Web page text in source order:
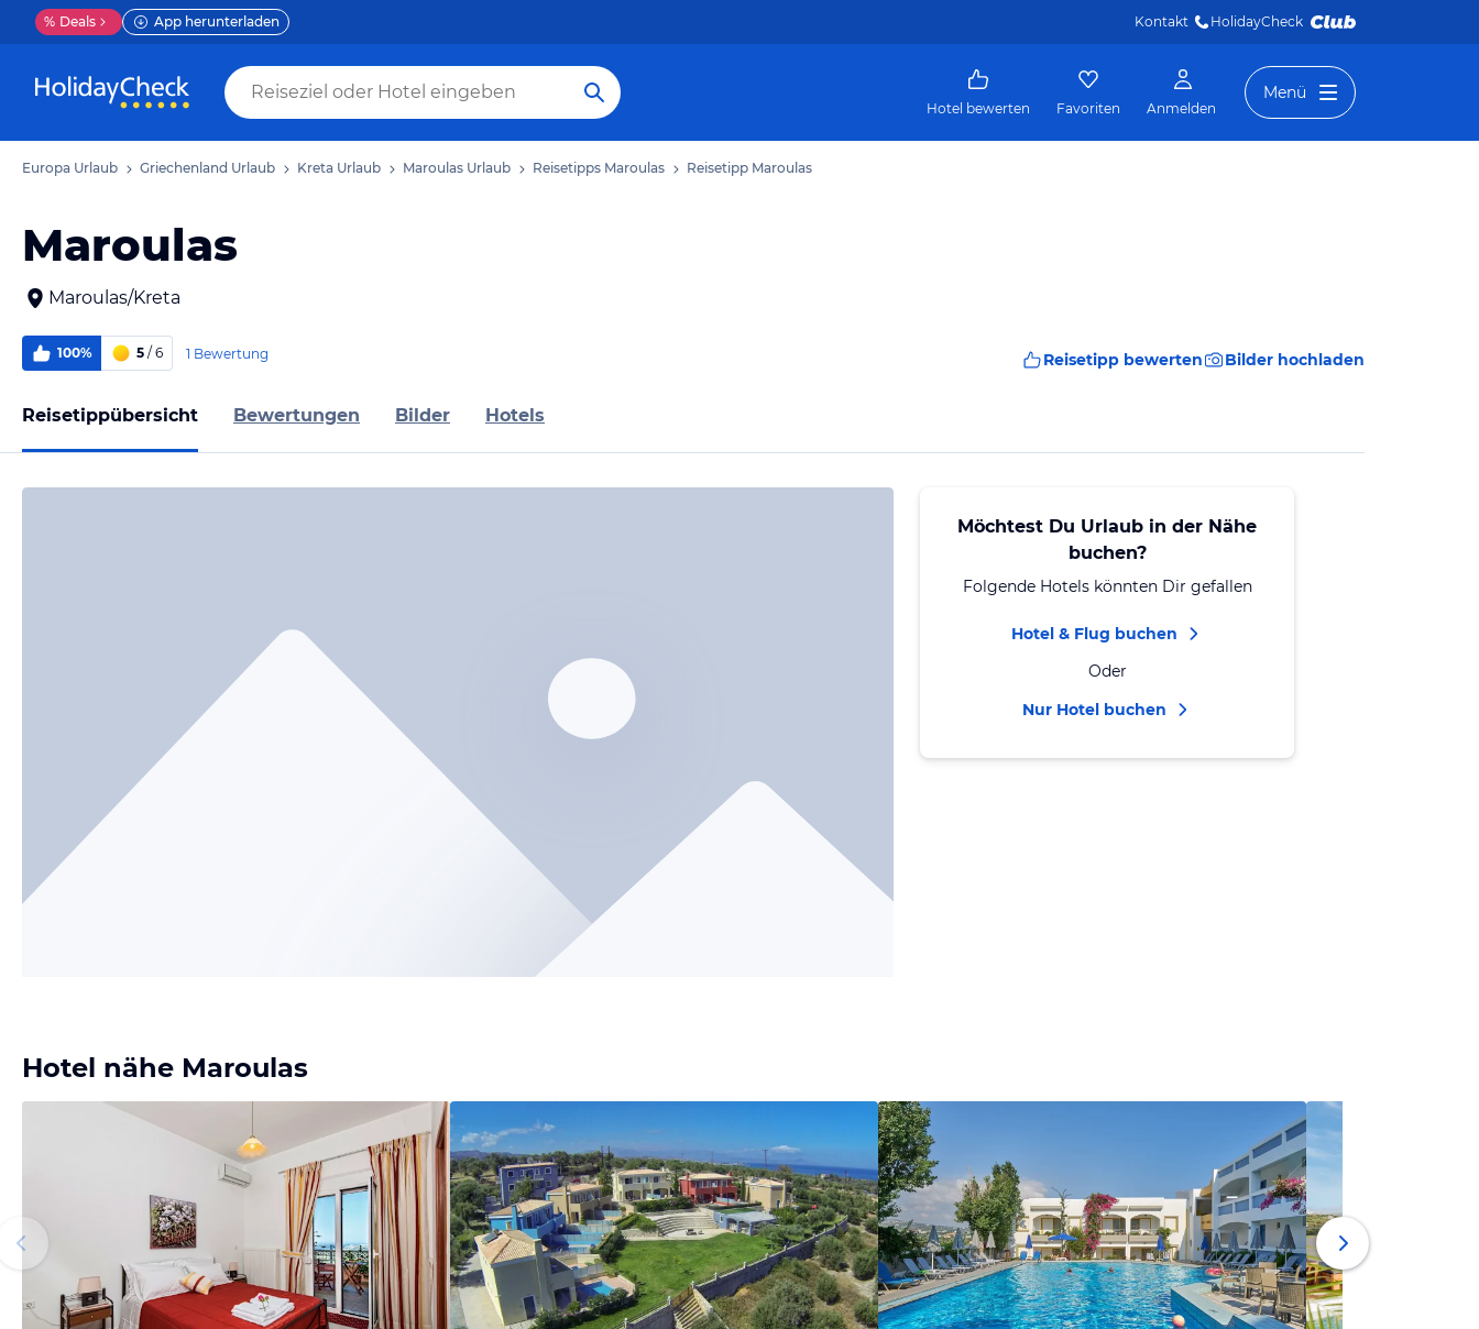
% Deals App herunterladen Kontakt HolidayCheck
Hotel bewerten Favoriten Anmelden
Menü
Europa Urlaub Griechenland Urlaub Kreta Urlaub Maroulas Urlaub Reisetipps Maroulas Reisetipp Maroulas
Maroulas
Maroulas/Kreta
100% 5 / 6 1 Bewertung Reisetipp bewerten Bilder hochladen
Reisetippübersicht Bewertungen Bilder Hotels
Möchtest Du Urlaub in der Nähe
buchen?
Folgende Hotels könnten Dir gefallen
Hotel & Flug buchen
Oder
Nur Hotel buchen
Hotel nähe Maroulas